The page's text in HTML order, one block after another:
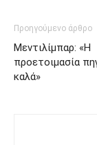
Προηγούμενο άρθρο
Μεντιλίμπαρ: «Η
προετοιμασία
καλά»